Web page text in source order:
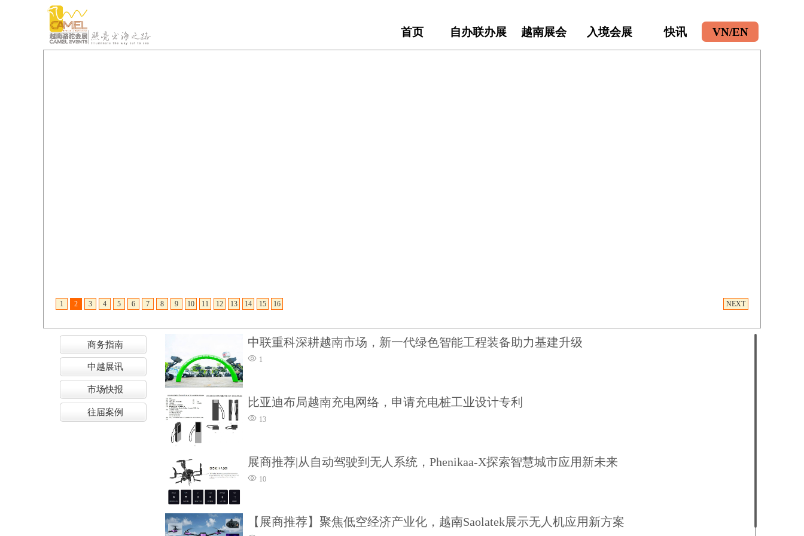
VN/EN
首页 自办联办展 越南展会 入境会展 快讯
中联重科深耕越南市场，新一代绿色智能工程装备助力基建升级
1
比亚迪布局越南充电网络，申请充电桩工业设计专利
13
展商推荐|从自动驾驶到无人系统，Phenikaa-X探索智慧城市应用新未来
10
【展商推荐】聚焦低空经济产业化，越南Saolatek展示无人机应用新方案
商务指南
中越展讯
市场快报
往届案例